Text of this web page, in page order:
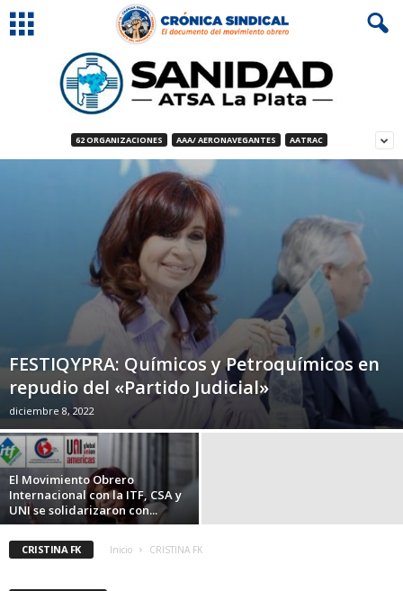
62 ORGANIZACIONES AAA/ AERONAVEGANTES AATRAC
FESTIQYPRA: Químicos y Petroquímicos en
repudio del «Partido Judicial»
diciembre 8, 2022
El Movimiento Obrero
Internacional con la ITF, CSA y
UNI se solidarizaron con...
CRISTINA FK Inicio CRISTINA FK